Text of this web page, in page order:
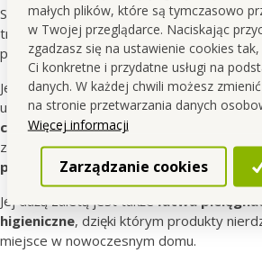
małych plików, które są tymczasowo
w Twojej przeglądarce. Naciskając
zgadzasz się na ustawienie cookies
Ci konkretne i przydatne usługi na
danych. W każdej chwili możesz
na stronie przetwarzania danych
Więcej informacji
Zarządzanie cookies
Stal nierdzewna należy do materiałów o
trwałości i naturalnie wpisuje się w
produktów.
Jest niezwykle wytrzymała,
użytkowania, a przy właściwej pielęgnacji
często nawet przez pokolenia
zakończyć użytkowanie produktu, stal
pełni poddać recyklingowi.
Jej dużą zaletą jest takżełatwa
higieniczne, dzięki którym produkty
miejsce w nowoczesnym domu.